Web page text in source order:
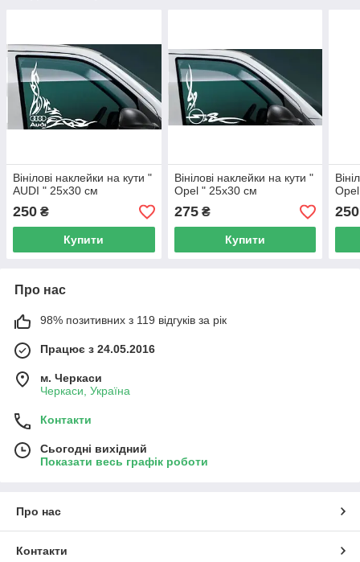
Вінілові наклейки на кути "
AUDI " 25х30 см
250 ₴
Купити
Вінілові наклейки на кути "
Opel " 25х30 см
275₴
Купити
250
Про нас
98% позитивних з 119 відгуків за рік
Працює з 24.05.2016
м. Черкаси
Черкаси, Україна
Контакти
Сьогодні вихідний
Показати весь графік роботи
Про нас
Контакти